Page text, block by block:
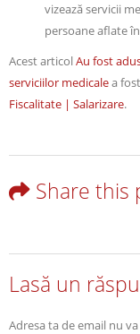
vizează servicii
persoane aflate
Acest articolAu fost
serviciilor medicalea
Fiscalitate | Salarizare.
Share this
Lasă un
Adresa ta de email nu